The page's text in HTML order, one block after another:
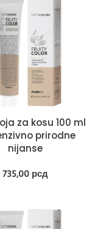
za kosu 100 ml
prirodne
nijanse
735,00 рсд